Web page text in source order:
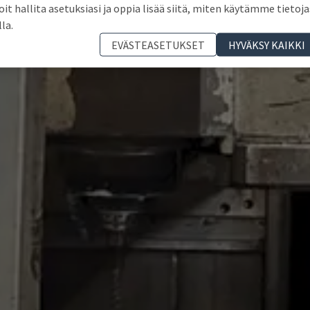
hallita asetuksiasi ja oppia lisää siitä, miten käytämme
EVÄSTEASETUKSET
HYVÄKSY KAIKKI